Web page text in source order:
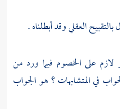
بالتقبيح العقلي وقد أبطلناه .
على الخصوم فيما ورد من
في المتشابهات ؟ هو الجواب